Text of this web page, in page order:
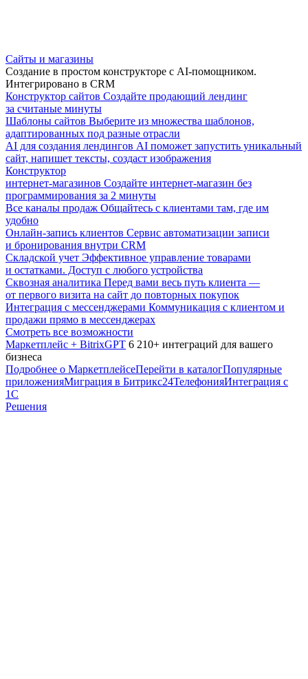
Сайты и магазины
Создание в простом конструкторе с AI-помощником.
Интегрировано в CRM
Конструктор сайтов Создайте продающий лендинг
за считаные минуты
Шаблоны сайтов Выберите из множества шаблонов,
адаптированных под разные отрасли
AI для создания лендингов AI поможет запустить уникальный
сайт, напишет тексты, создаст изображения
Конструктор
интернет-магазинов Создайте интернет-магазин без
программирования за 2 минуты
Все каналы продаж Общайтесь с клиентами там, где им
удобно
Онлайн-запись клиентов Сервис автоматизации записи
и бронирования внутри CRM
Складской учет Эффективное управление товарами
и остатками. Доступ с любого устройства
Сквозная аналитика Перед вами весь путь клиента —
от первого визита на сайт до повторных покупок
Интеграция с мессенджерами Коммуникация с клиентом и
продажи прямо в мессенджерах
Смотреть все возможности
Маркетплейс + BitrixGPT 6 210+ интеграций для вашего
бизнеса
Подробнее о МаркетплейсеПерейти в каталогПопулярные
приложенияМиграция в Битрикс24ТелефонияИнтеграция с
1С
Решения